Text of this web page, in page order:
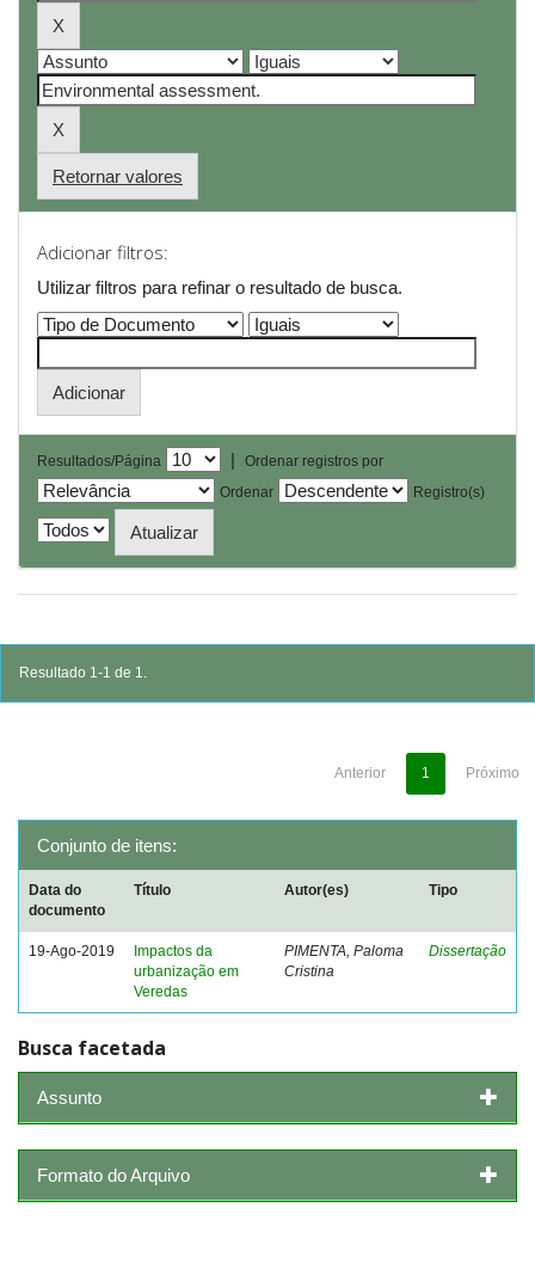
Retornar valores
Adicionar filtros:
Utilizar filtros para refinar o resultado de busca.
Resultados/Página |
Ordenar registros por
Ordenar
Registro(s)
Resultado 1-1 de 1.
Anterior 1 Próximo
Conjunto de itens:
Data do
documento
Título Autor(es) Tipo
19-Ago-2019
Impactos da
urbanização em
Veredas
PIMENTA, Paloma
Cristina
Dissertação
Busca facetada
Assunto
Formato do Arquivo